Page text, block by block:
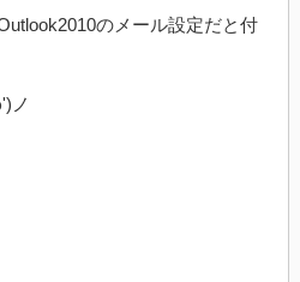
のメール設定だと付
ノ